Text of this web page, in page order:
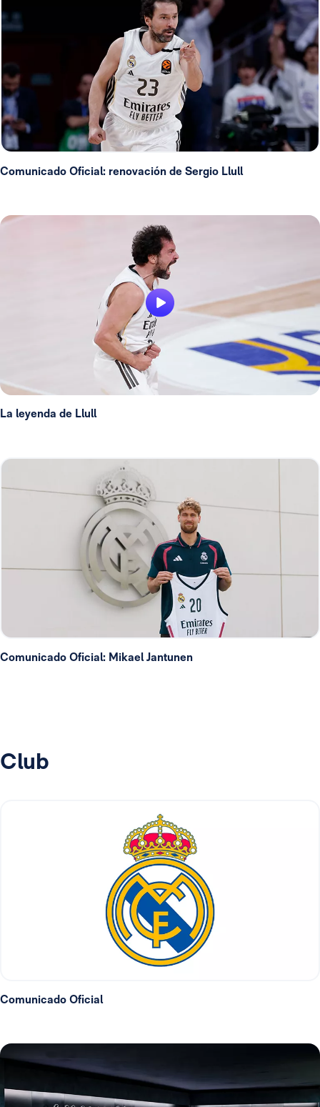
Comunicado Oficial: renovación de Sergio Llull
La leyenda de Llull
Comunicado Oficial: Mikael Jantunen
Club
Comunicado Oficial